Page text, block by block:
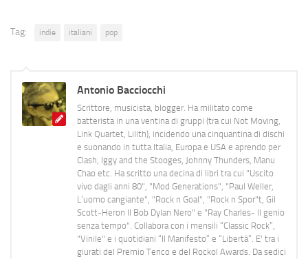
Tag: indie italiani pop
Antonio Bacciocchi
Scrittore, musicista, blogger. Ha militato come
batterista in una ventina di gruppi (tra cui Not Moving,
Link Quartet, Lilith), incidendo una cinquantina di dischi
e suonando in tutta Italia, Europa e USA e aprendo per
Clash, Iggy and the Stooges, Johnny Thunders, Manu
Chao etc. Ha scritto una decina di libri tra cui "Uscito
vivo dagli anni 80", "Mod Generations", "Paul Weller,
L’uomo cangiante", "Rock n Goal", "Rock n Spor"t, Gil
Scott-Heron Il Bob Dylan Nero" e "Ray Charles- Il genio
senza tempo". Collabora con i mensili “Classic Rock”,
"Vinile" e i quotidiani “Il Manifesto” e “Libertà”. E' tra i
giurati del Premio Tenco e del Rockol Awards. Da sedici